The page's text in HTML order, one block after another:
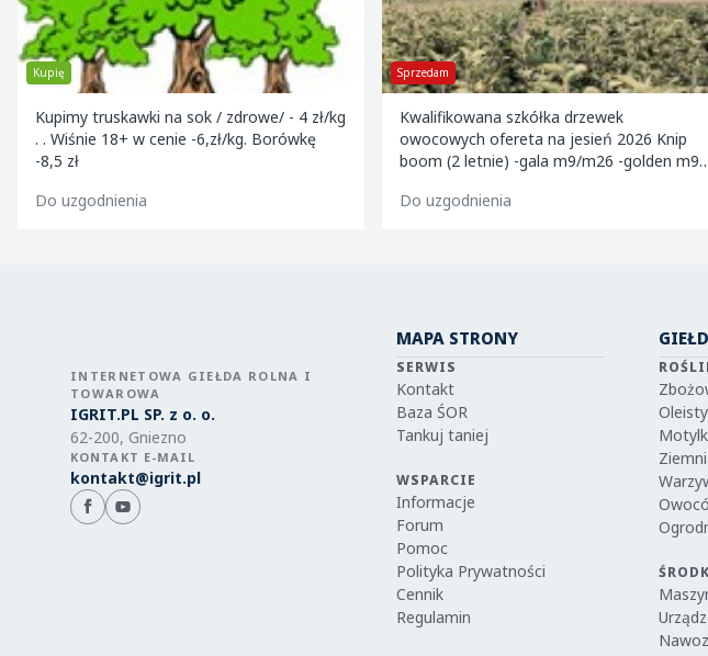
Kupię
Kupimy truskawki na sok / zdrowe/ - 4 zł/kg
. . Wiśnie 18+ w cenie -6,zł/kg. Borówkę
-8,5 zł
Do uzgodnienia
Sprzedam
Kwalifikowana szkółka drzewek
owocowych ofereta na jesień 2026 Knip
boom (2 letnie) -gala m9/m26 -golden m9 -
m9/m2
Do uzgodnienia
INTERNETOWA GIEŁDA ROLNA I
TOWAROWA
IGRIT.PL SP. z o. o.
62-200, Gniezno
KONTAKT E-MAIL
kontakt@igrit.pl
MAPA STRONY
SERWIS
Kontakt
Baza ŚOR
Tankuj taniej
WSPARCIE
Informacje
Forum
Pomoc
Polityka Prywatności
Cennik
Regulamin